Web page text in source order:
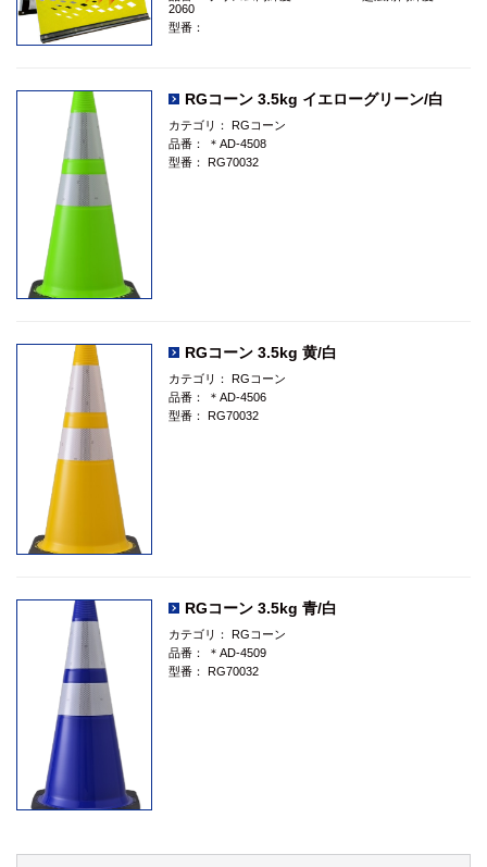
2060
型番：
RGコーン 3.5kg イエローグリーン/白
カテゴリ：
RGコーン
品番：
＊AD-4508
型番：
RG70032
RGコーン 3.5kg 黄/白
カテゴリ：
RGコーン
品番：
＊AD-4506
型番：
RG70032
RGコーン 3.5kg 青/白
カテゴリ：
RGコーン
品番：
＊AD-4509
型番：
RG70032